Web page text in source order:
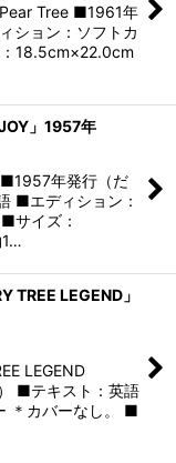
Tree ■1961年
ション：ソフトカ
18.5cm×22.0cm
」1957年
年発行（だ
■エディション：
サイズ：
TREE LEGEND」
LEGEND
■テキスト：英語
＊カバーなし。 ■